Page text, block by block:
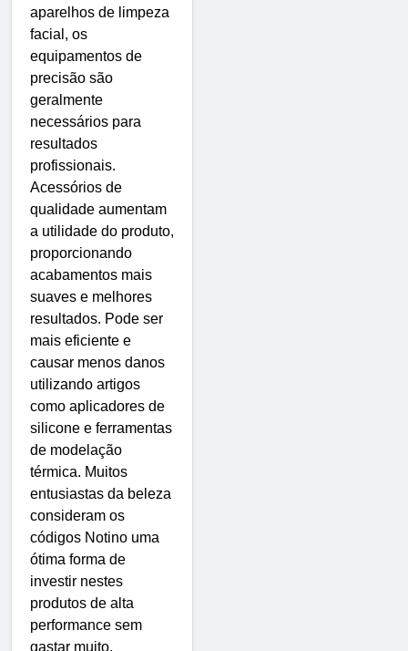
aparelhos de limpeza
facial, os
equipamentos de
precisão são
geralmente
necessários para
resultados
profissionais.
Acessórios de
qualidade aumentam
a utilidade do produto,
proporcionando
acabamentos mais
suaves e melhores
resultados. Pode ser
mais eficiente e
causar menos danos
utilizando artigos
como aplicadores de
silicone e ferramentas
de modelação
térmica. Muitos
entusiastas da beleza
consideram os
códigos Notino uma
ótima forma de
investir nestes
produtos de alta
performance sem
gastar muito.